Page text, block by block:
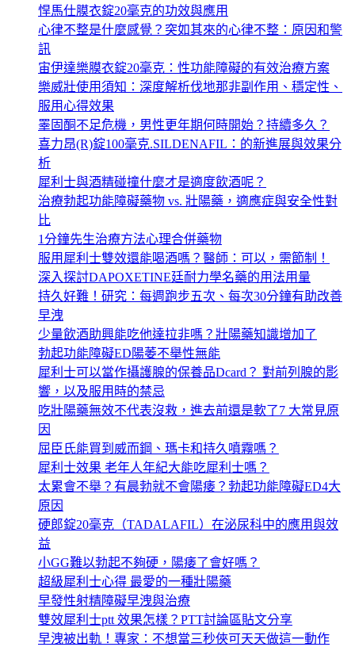
悍馬仕膜衣錠20毫克的功效與應用
心律不整是什麼感覺？突如其來的心律不整：原因和警
訊
宙伊達樂膜衣錠20毫克：性功能障礙的有效治療方案
樂威壯使用須知：深度解析伐地那非副作用、穩定性、
服用心得效果
睪固酮不足危機，男性更年期何時開始？持續多久？
喜力昂(R)錠100毫克.SILDENAFIL：的新進展與效果分
析
犀利士與酒精碰撞什麼才是適度飲酒呢？
治療勃起功能障礙藥物 vs. 壯陽藥，適應症與安全性對
比
1分鐘先生治療方法心理合併藥物
服用犀利士雙效還能喝酒嗎？醫師：可以，需節制！
深入探討DAPOXETINE廷耐力學名藥的用法用量
持久好難！研究：每週跑步五次、每次30分鐘有助改善
早洩
少量飲酒助興能吃他達拉非嗎？壯陽藥知識增加了
勃起功能障礙ED陽萎不舉性無能
犀利士可以當作攝護腺的保養品Dcard？ 對前列腺的影
響，以及服用時的禁忌
吃壯陽藥無效不代表沒救，進去前還是軟了7 大常見原
因
屈臣氏能買到威而鋼、瑪卡和持久噴霧嗎？
犀利士效果 老年人年紀大能吃犀利士嗎？
太累會不舉？有晨勃就不會陽痿？勃起功能障礙ED4大
原因
硬郎錠20毫克（TADALAFIL）在泌尿科中的應用與效
益
小GG難以勃起不夠硬，陽痿了會好嗎？
超級犀利士心得 最愛的一種壯陽藥
早發性射精障礙早洩與治療
雙效犀利士ptt 效果怎樣？PTT討論區貼文分享
早洩被出軌！專家：不想當三秒俠可天天做這一動作